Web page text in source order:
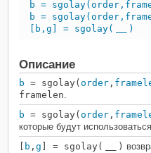
b =
b =
[b,g] = sgolay(
)
Описание
b = sgolay( order ,
framelen.
b = sgolay( order ,
которые будут
b , g ] = sgolay( )